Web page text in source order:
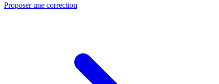
Proposer une correction